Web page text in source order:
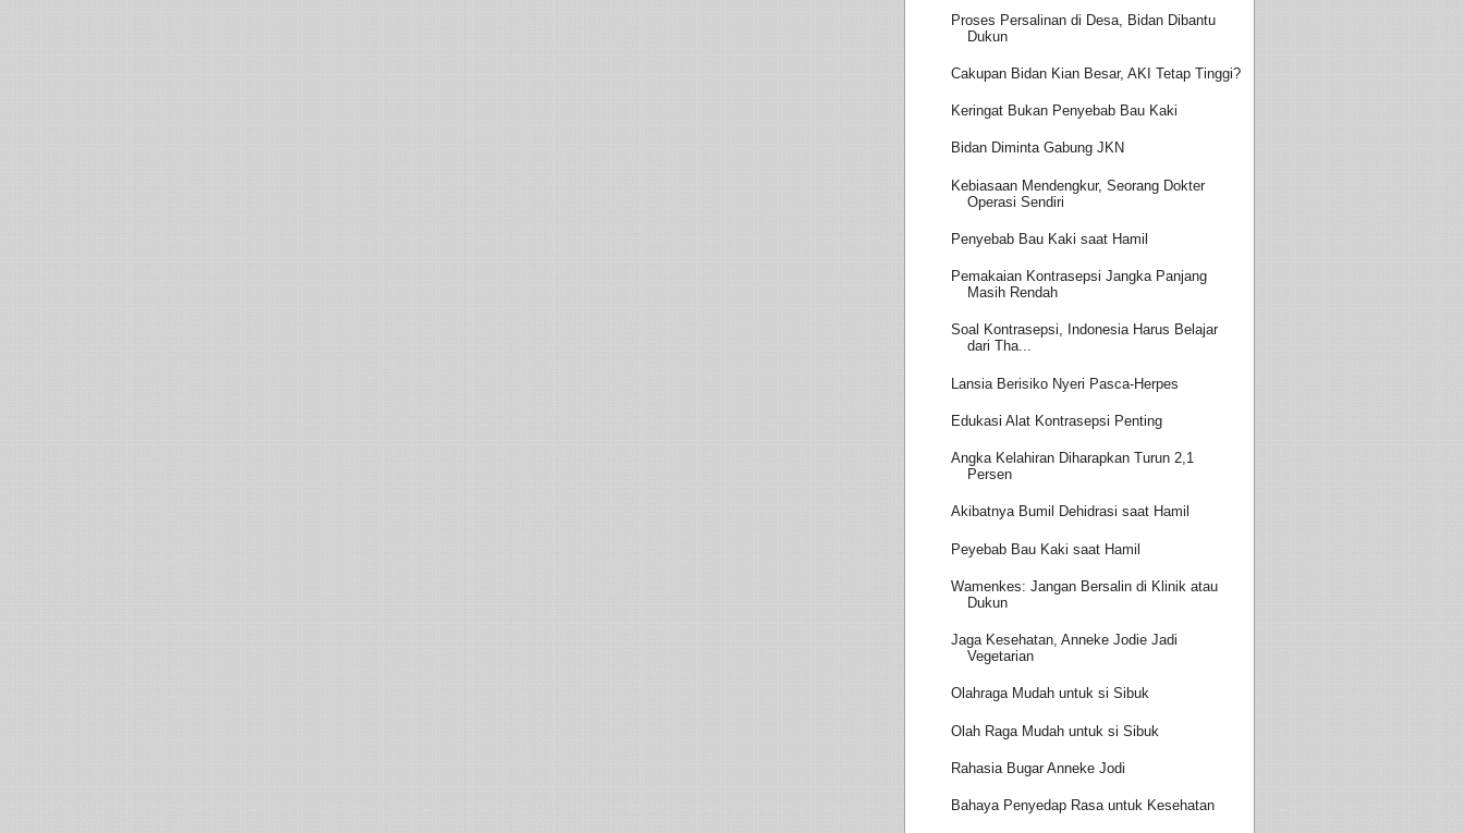
Proses Persalinan di Desa, Bidan Dibantu
Dukun
Cakupan Bidan Kian Besar, AKI Tetap Tinggi?
Keringat Bukan Penyebab Bau Kaki
Bidan Diminta Gabung JKN
Kebiasaan Mendengkur, Seorang Dokter
Operasi Sendiri
Penyebab Bau Kaki saat Hamil
Pemakaian Kontrasepsi Jangka Panjang
Masih Rendah
Soal Kontrasepsi, Indonesia Harus Belajar
dari Tha...
Lansia Berisiko Nyeri Pasca-Herpes
Edukasi Alat Kontrasepsi Penting
Angka Kelahiran Diharapkan Turun 2,1
Persen
Akibatnya Bumil Dehidrasi saat Hamil
Peyebab Bau Kaki saat Hamil
Wamenkes: Jangan Bersalin di Klinik atau
Dukun
Jaga Kesehatan, Anneke Jodie Jadi
Vegetarian
Olahraga Mudah untuk si Sibuk
Olah Raga Mudah untuk si Sibuk
Rahasia Bugar Anneke Jodi
Bahaya Penyedap Rasa untuk Kesehatan